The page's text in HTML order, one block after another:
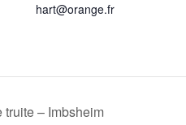
hart@orange.fr
truite – Imbsheim